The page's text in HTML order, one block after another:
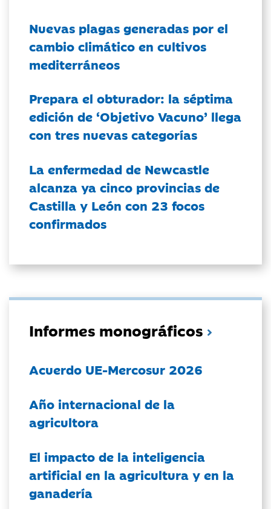
Nuevas plagas generadas por el
cambio climático en cultivos
mediterráneos
Prepara el obturador: la séptima
edición de ‘Objetivo Vacuno’ llega
con tres nuevas categorías
La enfermedad de Newcastle
alcanza ya cinco provincias de
Castilla y León con 23 focos
confirmados
Informes monográficos
Acuerdo UE-Mercosur 2026
Año internacional de la
agricultora
El impacto de la inteligencia
artificial en la agricultura y en la
ganadería